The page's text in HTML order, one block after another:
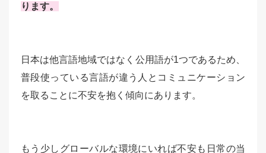
ります。
日本は他言語地域ではなく公用語が1つであるため、
普段使っている言語が違う人とコミュニケーション
を取ることに不安を抱く傾向にあります。
もう少しグローバルな環境にいれば不安も日常の当